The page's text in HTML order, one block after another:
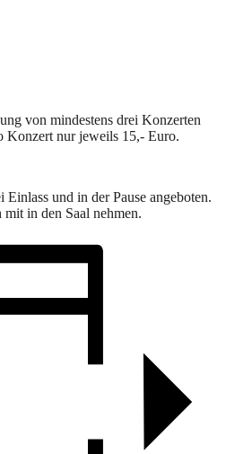
von mindestens drei Konzerten
Konzert nur jeweils 15,- Euro.
und in der Pause angeboten.
in den Saal nehmen.